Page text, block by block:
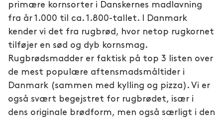
primære kornsorter i Danskernes madlavning
fra år 1.000 til ca. 1.800-tallet. I Danmark
kender vi det fra rugbrød, hvor netop rugkornet
tilføjer en sød og dyb kornsmag.
Rugbrødsmadder er faktisk på top 3 listen over
de mest populære aftensmadsmåltider i
Danmark (sammen med kylling og pizza). Vi er
også svært begejstret for rugbrødet, især i
dens originale brødform, men også særligt i den